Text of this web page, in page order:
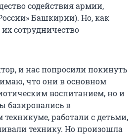
содействия армии,
Башкирии). Но, как
сотрудничество
и нас попросили покинуть
что они в основном
воспитанием, но и
базировались в
техникуме, работали с детьми,
технику. Но произошла